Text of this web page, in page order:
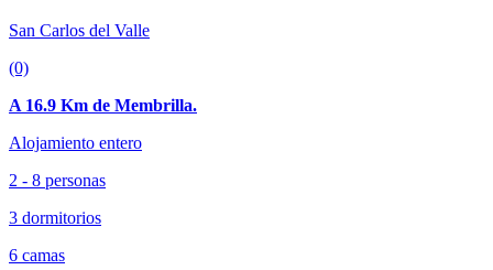
San Carlos del Valle
(0)
A 16.9 Km de Membrilla.
Alojamiento entero
2 - 8 personas
3 dormitorios
6 camas